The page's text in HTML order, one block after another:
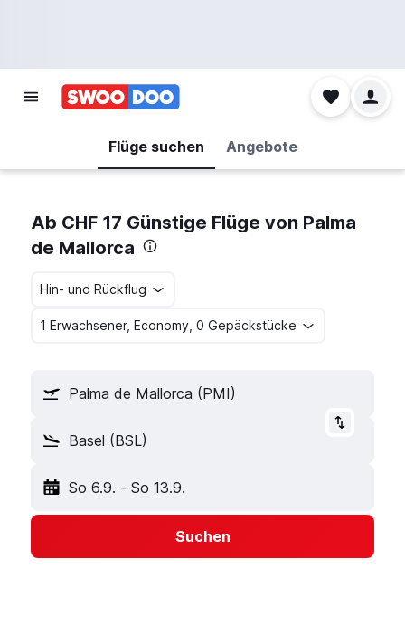
Flüge suchen Angebote
Ab CHF 17 Günstige Flüge von Palma
de Mallorca
Hin- und Rückflug
1 Erwachsener, Economy, 0 Gepäckstücke
Palma de Mallorca (PMI)
Basel (BSL)
So 6.9. - So 13.9.
Suchen